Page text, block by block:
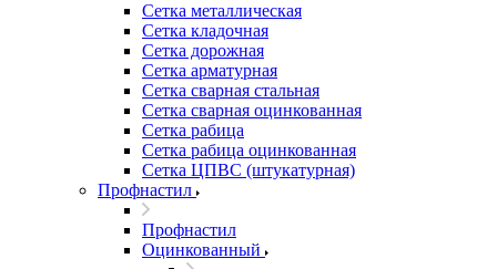
Сетка металлическая
Сетка кладочная
Сетка дорожная
Сетка арматурная
Сетка сварная стальная
Сетка сварная оцинкованная
Сетка рабица
Сетка рабица оцинкованная
Сетка ЦПВС (штукатурная)
Профнастил
Профнастил
Оцинкованный